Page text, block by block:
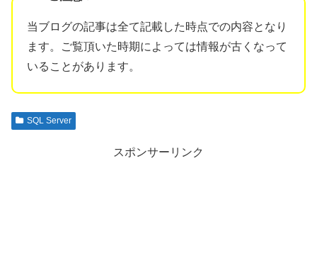
当ブログの記事は全て記載した時点での内容となり
ます。ご覧頂いた時期によっては情報が古くなって
いることがあります。
SQL Server
スポンサーリンク